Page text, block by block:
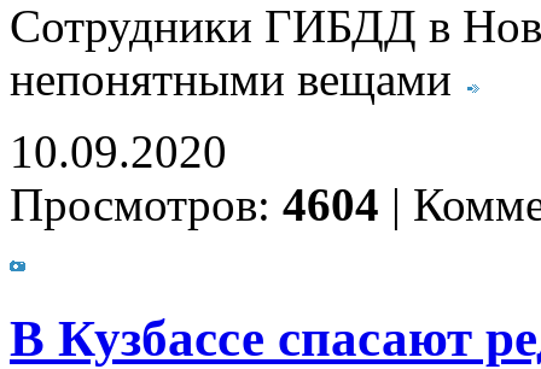
Сотрудники ГИБДД в
непонятными вещами
10.09.2020
Просмотров: 4604 |
В Кузбассе спасают